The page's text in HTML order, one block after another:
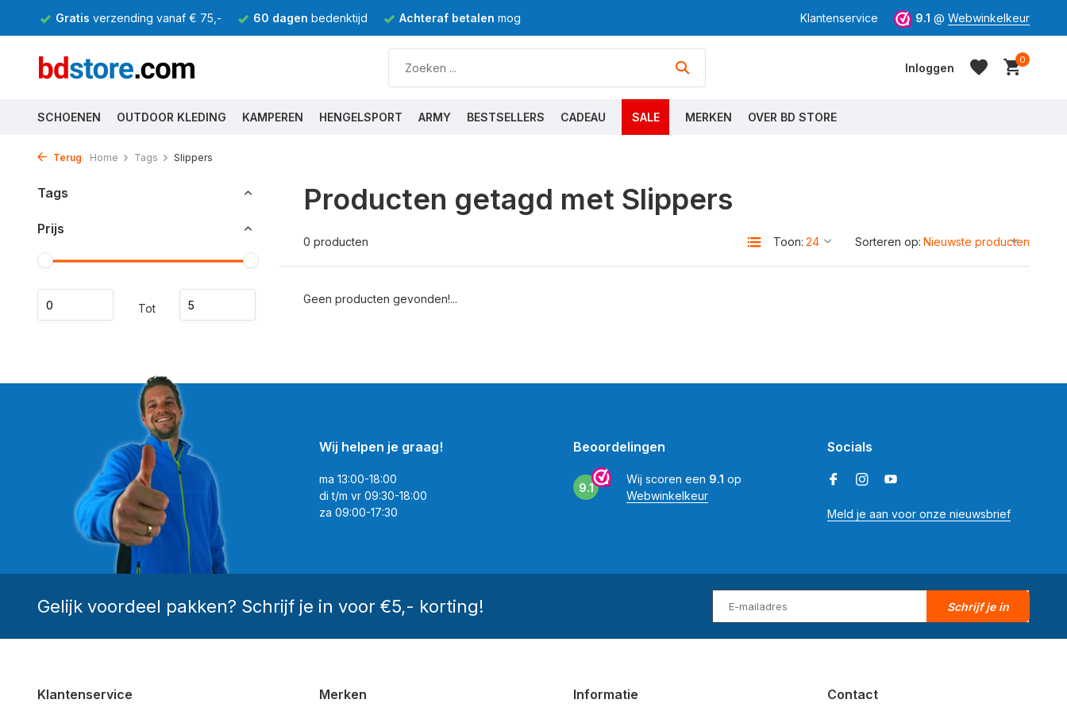
Gratis verzending vanaf € 75,- 60 dagen bedenktijd Achteraf betalen mogelijk Klantenservice 9.1 @ Webwinkelkeur
Inloggen
0
SCHOENEN OUTDOOR KLEDING KAMPEREN HENGELSPORT ARMY BESTSELLERS CADEAU SALE MERKEN OVER BD STORE
Terug Home Tags Slippers
Tags
Prijs
Tot
Producten getagd met Slippers
0 producten Toon: Sorteren op:
Geen producten gevonden!...
Wij helpen je graag!
ma 13:00-18:00
di t/m vr 09:30-18:00
za 09:00-17:30
Beoordelingen
9.1
Wij scoren een 9.1 op
Webwinkelkeur
Socials
Meld je aan voor onze nieuwsbrief
Gelijk voordeel pakken? Schrijf je in voor €5,- korting! Schrijf je in
Klantenservice Merken Informatie Contact